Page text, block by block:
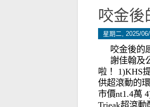
咬金後
星期二, 2025/
咬金後的
謝佳翰及
啦！ 1)KHS
供超滾動的
市價nt1.4萬
Trieak超滾